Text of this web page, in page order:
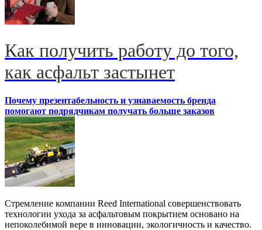
Как получить работу до того,
как асфальт застынет
Почему презентабельность и узнаваемость бренда
помогают подрядчикам получать больше заказов
Стремление компании Reed International совершенствовать
технологии ухода за асфальтовым покрытием основано на
непоколебимой вере в инновации, экологичность и качество.